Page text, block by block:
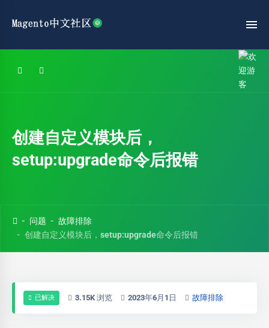
创建自定义模块后，
setup:upgrade命令后报错
问题
故障排除
创建自定义模块后，setup:upgrade命令后报错
已解决 3.15K 浏览 2023年6月1日 故障排除